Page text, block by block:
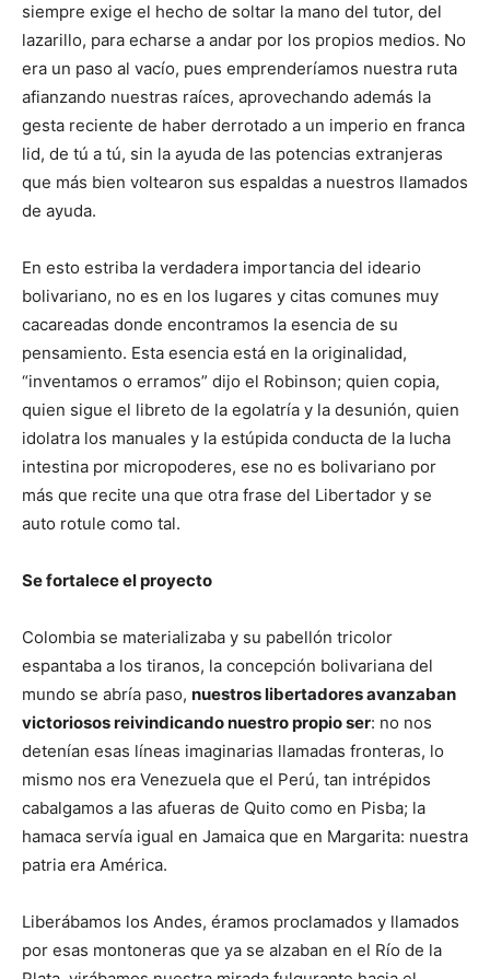
siempre exige el hecho de soltar la mano del tutor, del
lazarillo, para echarse a andar por los propios medios. No
era un paso al vacío, pues emprenderíamos nuestra ruta
afianzando nuestras raíces, aprovechando además la
gesta reciente de haber derrotado a un imperio en franca
lid, de tú a tú, sin la ayuda de las potencias extranjeras
que más bien voltearon sus espaldas a nuestros llamados
de ayuda.
En esto estriba la verdadera importancia del ideario
bolivariano, no es en los lugares y citas comunes muy
cacareadas donde encontramos la esencia de su
pensamiento. Esta esencia está en la originalidad,
“inventamos o erramos” dijo el Robinson; quien copia,
quien sigue el libreto de la egolatría y la desunión, quien
idolatra los manuales y la estúpida conducta de la lucha
intestina por micropoderes, ese no es bolivariano por
más que recite una que otra frase del Libertador y se
auto rotule como tal.
Se fortalece el proyecto
Colombia se materializaba y su pabellón tricolor
espantaba a los tiranos, la concepción bolivariana del
mundo se abría paso, nuestros libertadores avanzaban
victoriosos reivindicando nuestro propio ser: no nos
detenían esas líneas imaginarias llamadas fronteras, lo
mismo nos era Venezuela que el Perú, tan intrépidos
cabalgamos a las afueras de Quito como en Pisba; la
hamaca servía igual en Jamaica que en Margarita: nuestra
patria era América.
Liberábamos los Andes, éramos proclamados y llamados
por esas montoneras que ya se alzaban en el Río de la